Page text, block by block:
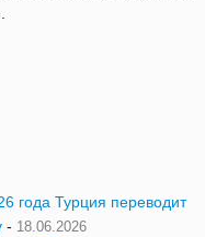
года Турция переводит
- 18.06.2026